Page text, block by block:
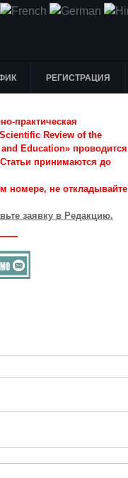
РЕГИСТРАЦИЯ
практическая
Review of the
Education» проводится
принимаются до
номере, не откладывайте
заявку в Редакцию.